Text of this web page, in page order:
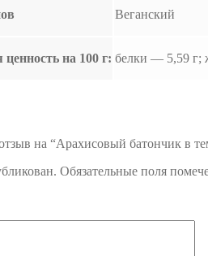
Веганский
на 100 г: белки — 5,59 г;
на “Арахисовый батончик в
Обязательные поля